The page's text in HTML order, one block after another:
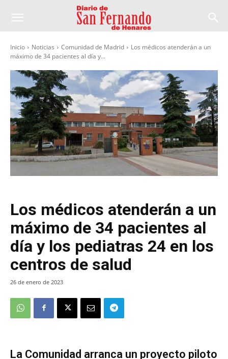
Inicio Noticias Comunidad de Madrid
Los médicos atenderán a un
máximo de 34 pacientes al día y...
Los médicos atenderán a un
máximo de 34 pacientes al
día y los pediatras 24 en los
centros de salud
26 de enero de 2023
La Comunidad arranca un proyecto piloto